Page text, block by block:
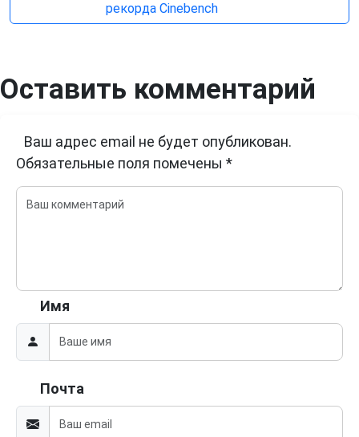
рекорда Cinebench
Оставить комментарий
Ваш адрес email не будет опубликован.
Обязательные поля помечены *
Имя
Почта